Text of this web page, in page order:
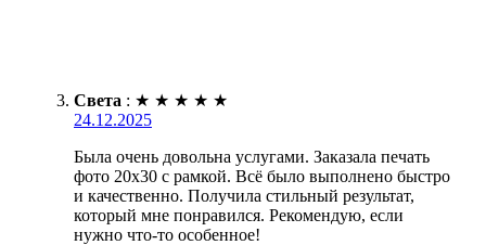
Света : ★ ★ ★ ★ ★
24.12.2025
Была очень довольна услугами. Заказала печать
фото 20х30 с рамкой. Всё было выполнено быстро
и качественно. Получила стильный результат,
который мне понравился. Рекомендую, если
нужно что-то особенное!